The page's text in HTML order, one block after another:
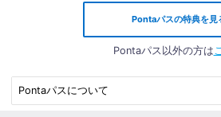
Pontaパスの特典を見
Pontaパス以外の方は
Pontaパスについて